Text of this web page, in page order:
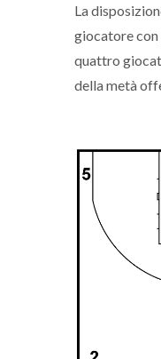
La
giocatore
quattro
della metà